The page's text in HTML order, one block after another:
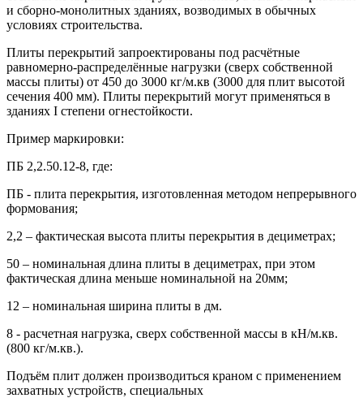
и сборно-монолитных зданиях, возводимых в обычных
условиях строительства.
Плиты перекрытий запроектированы под расчётные
равномерно-распределённые нагрузки (сверх собственной
массы плиты) от 450 до 3000 кг/м.кв (3000 для плит высотой
сечения 400 мм). Плиты перекрытий могут применяться в
зданиях I степени огнестойкости.
Пример маркировки:
ПБ 2,2.50.12-8, где:
ПБ - плита перекрытия, изготовленная методом непрерывного
формования;
2,2 – фактическая высота плиты перекрытия в дециметрах;
50 – номинальная длина плиты в дециметрах, при этом
фактическая длина меньше номинальной на 20мм;
12 – номинальная ширина плиты в дм.
8 - расчетная нагрузка, сверх собственной массы в кН/м.кв.
(800 кг/м.кв.).
Подъём плит должен производиться краном с применением
захватных устройств, специальных